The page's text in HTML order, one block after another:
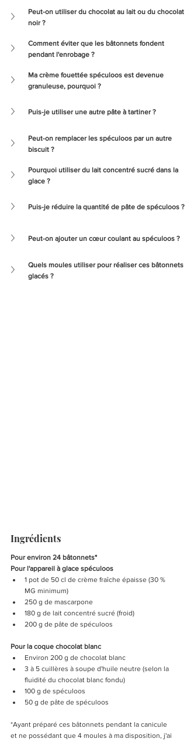
Peut-on utiliser du chocolat au lait ou du chocolat
noir ?
Comment éviter que les bâtonnets fondent
pendant l'enrobage ?
Ma crème fouettée spéculoos est devenue
granuleuse, pourquoi ?
Puis-je utiliser une autre pâte à tartiner ?
Peut-on remplacer les spéculoos par un autre
biscuit ?
Pourquoi utiliser du lait concentré sucré dans la
glace ?
Puis-je réduire la quantité de pâte de spéculoos ?
Peut-on ajouter un cœur coulant au spéculoos ?
Quels moules utiliser pour réaliser ces bâtonnets
glacés ?
Ingrédients
Pour environ 24 bâtonnets*
Pour l'appareil à glace spéculoos
1 pot de 50 cl de crème fraîche épaisse (30 %
MG minimum)
250 g de mascarpone
180 g de lait concentré sucré (froid)
200 g de pâte de spéculoos
Pour la coque chocolat blanc
Environ 200 g de chocolat blanc
3 à 5 cuillères à soupe d'huile neutre (selon la
fluidité du chocolat blanc fondu)
100 g de spéculoos
50 g de pâte de spéculoos
*Ayant préparé ces bâtonnets pendant la canicule
et ne possédant que 4 moules à ma disposition, j'ai